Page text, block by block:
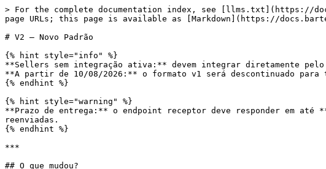
> For the complete documentation index, see [llms.txt](https://docs.barte.com/llms.txt). Markdown versions of documentation pages are available by appending `.md` to page URLs; this page is available as [Markdown](https://docs.barte.com/guias/webhooks/webhooks-overview/webhook-v2-visao-geral.md).

# V2 — Novo Padrão

{% hint style="info" %}
**Sellers sem integração ativa:** devem integrar diretamente pelo Webhook v2 — o v1 não é mais aceito para novas integrações.\
**A partir de 10/08/2026:** o formato v1 será descontinuado para todos os sellers. Todos deverão estar no v2.
{% endhint %}

{% hint style="warning" %}
**Prazo de entrega:** o endpoint receptor deve responder em até **20 segundos**. Requisições que ultrapassem esse tempo serão consideradas falhas e poderão ser reenviadas.
{% endhint %}

***

## O que mudou?

A versão 1 do webhook entregava um payload **plano**, com todos os campos no nível raiz do objeto. A versão 2 introduz um **envelope de evento versionado**, que organiza os dados em uma estrutura hierárquica com identificação explícita do tipo de evento.

| Característica              | v1 (legado)                 | v2 (novo padrão)                                |
| --------------------------- | --------------------------- | ----------------------------------------------- |
| **Estrutura**               | Payload plano               | Envelope com `eventData` aninhado               |
| **Identificação do evento** | Campo `status`              | Campo `eventType` (ex: `order.paid`)            |
| **Dados da cobrança**       | Misturados no raiz          | Isolados em `eventData.charge`                  |
| **Dados do comprador**      | Campos planos               | Objeto `buyer` em `eventData`                   |
| **Dados físicos (POS/TEF)** | Campos planos               | Objeto `physicalTransactionData` em `eventData` |
| **Identificador de evento** | Não existe                  | Campo `eventId` único por evento                |
| **Quem recebe**             | Sellers existentes (legado) | Sellers sem integração ativa / migrados         |

***

## Quem recebe o Webhook v2?

* **Sellers sem integração ativa:** devem integrar diretamente no v2. O v1 não é aceito para novas integrações.
* **Sellers com integração existente em v1:** devem migrar para v2 até **10/08/2026**, quando o formato v1 será descontinuado.
* **Assinaturas (`SUBSCRIPTION`):** permanecem no formato v1 e não fazem parte desta migração.

***

## Comportamento de transações físicas (POS/TEF)

Diferente de cobranças digitais, **transações físicas nunca geram o evento `order.sent`**. O primeiro evento recebido para uma transação de maquininha sempre será um status final:

| Primeiro evento possível | Descrição                                    |
| ------------------------ | -------------------------------------------- |
| `order.paid`             | Transação aprovada na maquininha.            |
| `order.canceled`         | Transação recusada ou cancelada no terminal. |
| `order.pre_authorized`   | Transação pré-autorizada no terminal.        |

{% hint style="info" %}
Isso ocorre porque a transação física é processada de forma síncrona no terminal — quando o webhook é emitido, o resultado já é definitivo.
{% endhint %}

***

## Headers da requisição

| Header                  | Tipo      | Descrição                                                      |
| ----------------------- | --------- | -------------------------------------------------------------- |
| **X-Webhook-Timestamp** | `integer` | Unix epoch